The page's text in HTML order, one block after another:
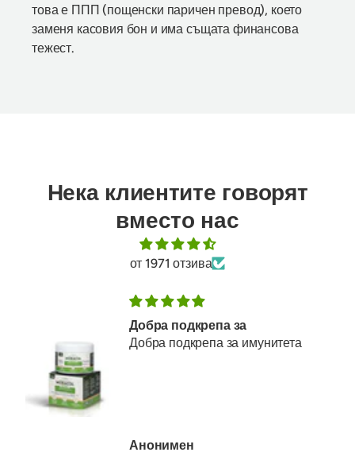
това е ППП (пощенски паричен превод), което
заменя касовия бон и има същата финансова
тежест.
Нека клиентите говорят
вместо нас
от 1971 отзива
Добра подкрепа за
Добра подкрепа за имунитета
Анонимен